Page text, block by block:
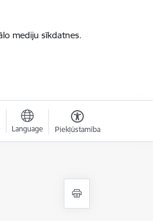
mediju sīkdatnes.
Language Piekļūstamība